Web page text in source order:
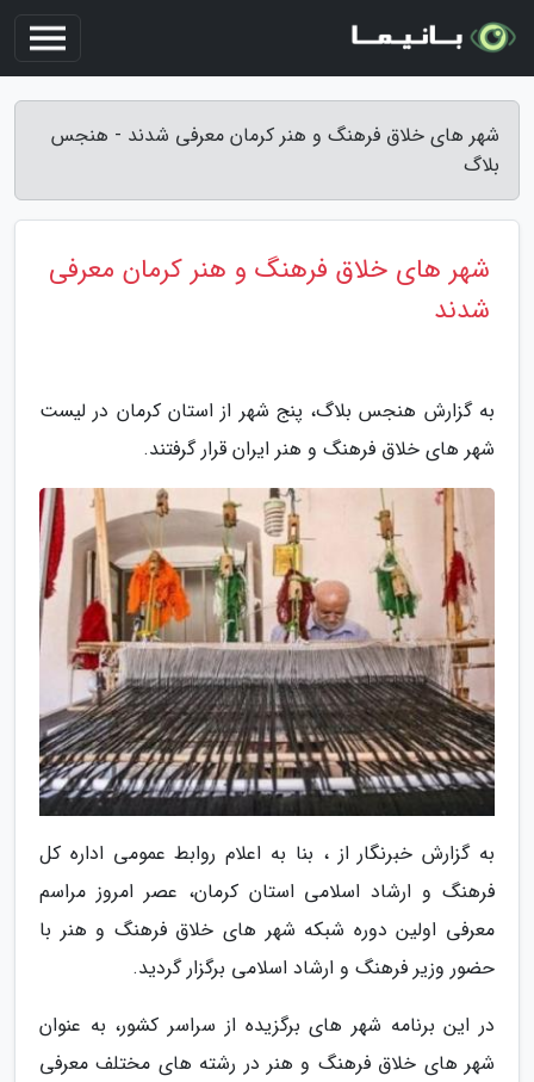
شهر های خلاق فرهنگ و هنر کرمان معرفی شدند - هنجس
بلاگ
شهر های خلاق فرهنگ و هنر کرمان معرفی
شدند
به گزارش هنجس بلاگ، پنج شهر از استان کرمان در لیست
شهر های خلاق فرهنگ و هنر ایران قرار گرفتند.
به گزارش خبرنگار از ، بنا به اعلام روابط عمومی اداره کل
فرهنگ و ارشاد اسلامی استان کرمان، عصر امروز مراسم
معرفی اولین دوره شبکه شهر های خلاق فرهنگ و هنر با
حضور وزیر فرهنگ و ارشاد اسلامی برگزار گردید.
در این برنامه شهر های برگزیده از سراسر کشور، به عنوان
شهر های خلاق فرهنگ و هنر در رشته های مختلف معرفی